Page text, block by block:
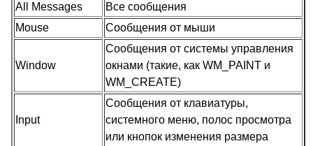
All Messages
Все сообщения
Mouse
Сообщения от мыши
Window
Сообщения от системы управления
окнами (такие, как WM_PAINT и
WM_CREATE)
Input
Сообщения от клавиатуры,
системного меню, полос просмотра
или кнопок изменения размера